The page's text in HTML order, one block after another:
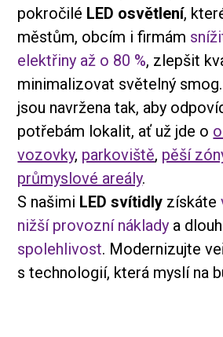
pokročilé LED osvětlení,
městům, obcím i firmám
elektřiny až o 80 %, zlepšit
minimalizovat světelný
jsou navržena tak, aby
potřebám lokalit, ať už jde o
vozovky, parkoviště, pěší
průmyslové areály.
S našimi LED svítidly získáte
nižší provozní náklady a
spolehlivost. Modernizujte
s technologií, která myslí na